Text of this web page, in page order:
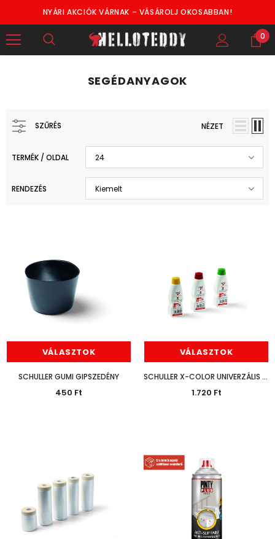
NYÁRI AKCIÓK VÁRNAK – VÁSÁROLJ OKOSABBAN!
0
SEGÉDANYAGOK
SZŰRÉS NÉZET
TERMÉK / OLDAL 24
RENDEZÉS Kiemelt
VÁLASZTOK
SCHULLER GUMI GIPSZEDÉNY
450 Ft
VÁLASZTOK
SCHULLER X-COLOR UNIVERZÁLIS SZÍNEZŐPASZTA 40ML
1.720 Ft